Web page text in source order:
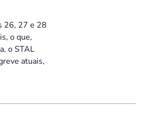
26, 27 e 28
o que,
o STAL
atuais,